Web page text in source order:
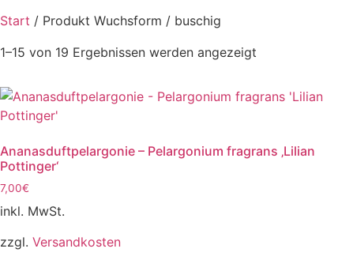
Start / Produkt Wuchsform / buschig
1–15 von 19 Ergebnissen werden angezeigt
Ananasduftpelargonie – Pelargonium fragrans ‚Lilian
Pottinger‘
7,00€
inkl. MwSt.
zzgl. Versandkosten